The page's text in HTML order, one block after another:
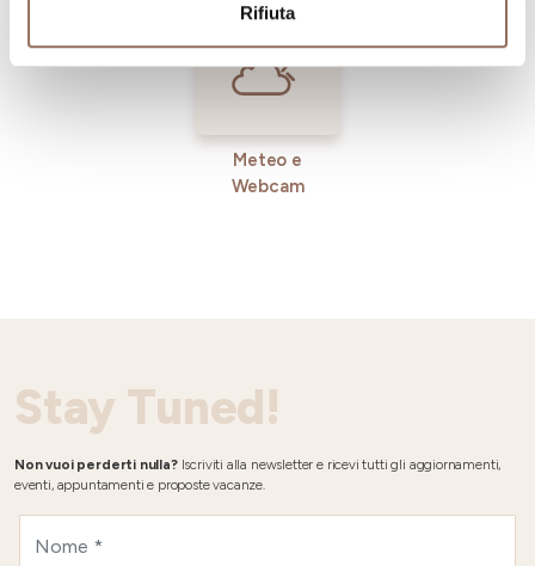
Rifiuta
Meteo e
Webcam
Stay Tuned!
Non vuoi perderti nulla?Iscriviti alla newsletter e ricevi tutti gli aggiornamenti,
eventi, appuntamenti e proposte vacanze.